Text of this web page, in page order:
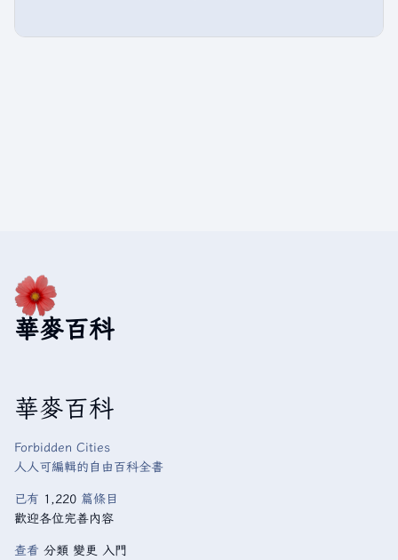
華麥百科
華麥百科
Forbidden Cities
人人可編輯的自由百科全書
已有 1,220 篇條目
歡迎各位完善內容
查看 分類 變更 入門